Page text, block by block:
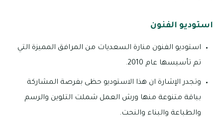
استوديو الفنون
استوديو الفنون منارة السعديات من المرافق المميزة التي
تم تأسيسها عام 2010.
وتجدر الإشارة ان هذا الاستوديو حظى بفرصة المشاركة
بباقة متنوعة منها ورش العمل شملت التلوين والرسم
والطباعة والبناء والنحت.